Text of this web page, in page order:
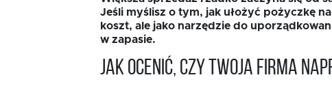
Jeśli myślisz o tym, jak ułożyć pożyczkę
koszt, ale jako narzędzie do
w zapasie.
Jak ocenić, czy Twoja firma